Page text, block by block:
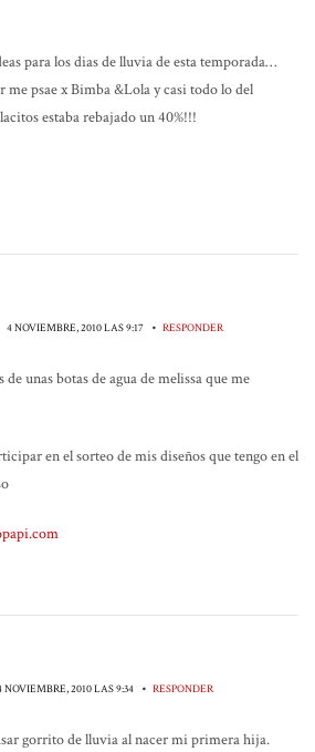
para los dias de lluvia de esta temporada…
me psae x Bimba &Lola y casi todo lo del
estaba rebajado un 40%!!!
4 NOVIEMBRE, 2010 LAS 9:17 • RESPONDER
de unas botas de agua de melissa que me
en el sorteo de mis diseños que tengo en el
NOVIEMBRE, 2010 LAS 9:34 • RESPONDER
gorrito de lluvia al nacer mi primera hija.